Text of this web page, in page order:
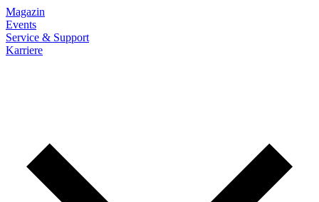
Magazin
Events
Service & Support
Karriere